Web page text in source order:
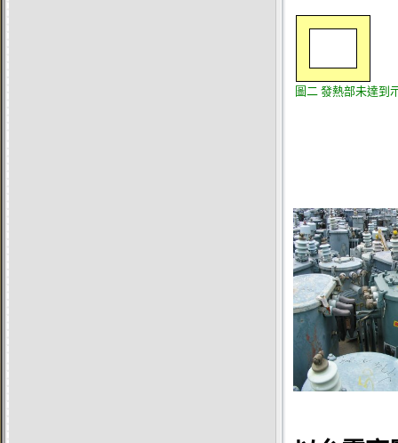
圖二 發熱部未達到